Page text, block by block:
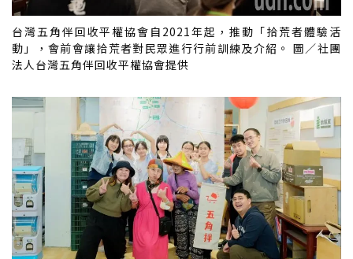
台灣五角伴回收平權協會自2021年起，推動「拾荒者體驗活
動」，會前會讓拾荒者對民眾進行行前訓練及介紹。 圖／社團
法人台灣五角伴回收平權協會提供